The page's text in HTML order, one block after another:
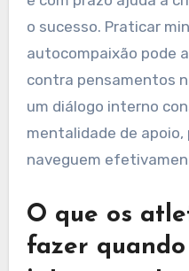
sobre si
Os atletas podem
sobre si mesmos
e mantendo um
Estabelecer objetivos
e com prazo ajuda a
autocompaixão pode
contra pensamentos
um diálogo interno